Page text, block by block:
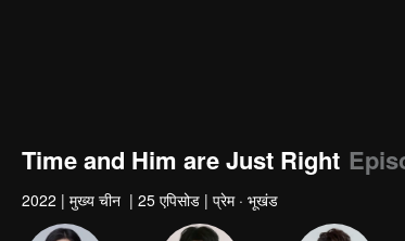
Time and Him are Just Right
2022 | मुख्य चीन | 25 एपिसोड | प्रेम · भूखंड